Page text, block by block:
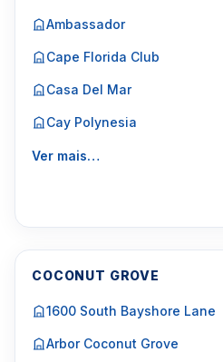
Ambassador
Cape Florida Club
Casa Del Mar
Cay Polynesia
Ver mais…
COCONUT GROVE
1600 South Bayshore Lane
Arbor Coconut Grove